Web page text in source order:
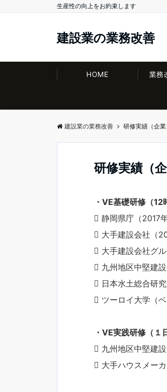
生産性の向上をお約束します
建設業の業務改善
HOME 業務
建設業の業務改善 研修実績（企業
研修実績（
・VE基礎研修（12
 静岡県庁（2017
 大手建設会社（
 大手建設会社グ
 九州地区中堅建
 日本水土総合研究
 ツーロイ大学（
・VE実践研修（１
 九州地区中堅建
 大手ハウスメー